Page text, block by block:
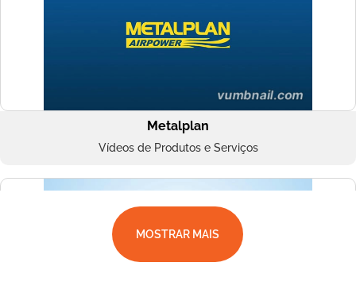
Metalplan
Vídeos de Produtos e Serviços
MOSTRAR MAIS